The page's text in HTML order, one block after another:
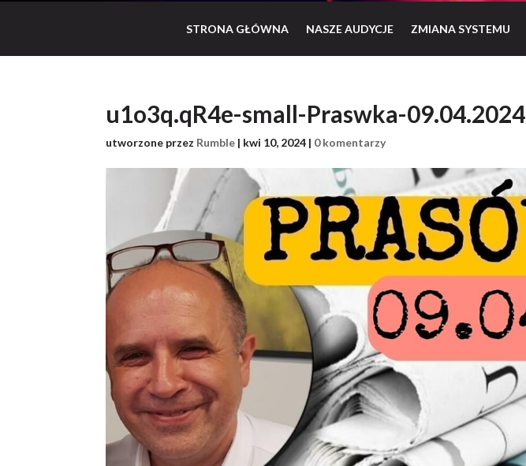
STRONA GŁÓWNA NASZE AUDYCJE ZMIANA SYSTEMU
u1o3q.qR4e-small-Praswka-09.04.2024
utworzone przez Rumble | kwi 10, 2024 | 0 komentarzy